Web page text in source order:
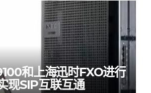
和上海迅时FXO进行
现SIP互联互通